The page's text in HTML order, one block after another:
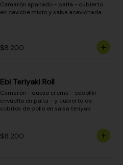
Camarón apanado - palta - cubierto
en ceviche mixto y salsa acevichada
$8.200
Ebi Teriyaki Roll
Camarón - queso crema - cebollín -
envuelto en palta - y cubierto de
cubitos de pollo en salsa teriyaki
$8.200